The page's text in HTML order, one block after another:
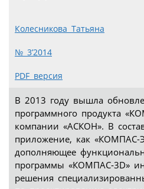
Колесникова Татьяна
№ 3’2014
PDF версия
В 2013 году вышла
программного продукта
компании «АСКОН». В
приложение, как «КОМПАС-
дополняющее
программы «КОМПАС‑3D»
решения